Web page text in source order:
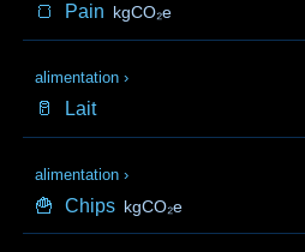
🍞 Pain kgCO₂e
alimentation ›
🥛 Lait
alimentation ›
🍟 Chips kgCO₂e